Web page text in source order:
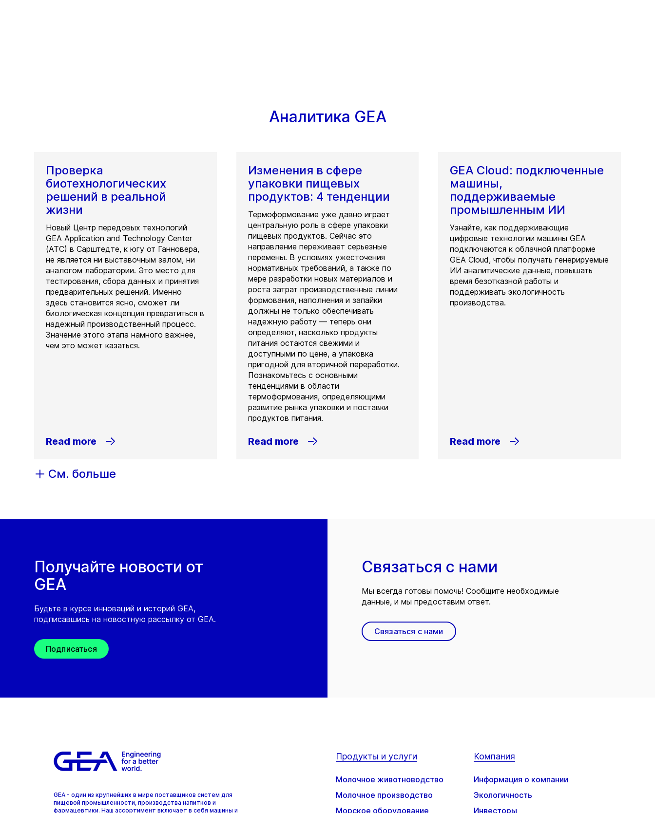
Аналитика GEA
Проверка
биотехнологических
решений в реальной
жизни
Новый Центр передовых технологий
GEA Application and Technology Center
(ATC) в Сарштедте, к югу от Ганновера,
не является ни выставочным залом, ни
аналогом лаборатории. Это место для
тестирования, сбора данных и принятия
предварительных решений. Именно
здесь становится ясно, сможет ли
биологическая концепция превратиться в
надежный производственный процесс.
Значение этого этапа намного важнее,
чем это может казаться.
Read more
Изменения в сфере
упаковки пищевых
продуктов: 4 тенденции
Термоформование уже давно играет
центральную роль в сфере упаковки
пищевых продуктов. Сейчас это
направление переживает серьезные
перемены. В условиях ужесточения
нормативных требований, а также по
мере разработки новых материалов и
роста затрат производственные линии
формования, наполнения и запайки
должны не только обеспечивать
надежную работу — теперь они
определяют, насколько продукты
питания остаются свежими и
доступными по цене, а упаковка
пригодной для вторичной переработки.
Познакомьтесь с основными
тенденциями в области
термоформования, определяющими
развитие рынка упаковки и поставки
продуктов питания.
Read more
GEA Cloud: подключенные
машины,
поддерживаемые
промышленным ИИ
Узнайте, как поддерживающие
цифровые технологии машины GEA
подключаются к облачной платформе
GEA Cloud, чтобы получать генерируемые
ИИ аналитические данные, повышать
время безотказной работы и
поддерживать экологичность
производства.
Read more
См. больше
Получайте новости от
GEA
Будьте в курсе инноваций и историй GEA,
подписавшись на новостную рассылку от GEA.
Подписаться
Связаться с нами
Мы всегда готовы помочь! Сообщите необходимые
данные, и мы предоставим ответ.
Связаться с нами
GEA - один из крупнейших в мире поставщиков систем для
пищевой промышленности, производства напитков и
фармацевтики. Наш ассортимент включает в себя машины и
Продукты и услуги
Молочное животноводство
Молочное производство
Морское оборудование
Компания
Информация о компании
Экологичность
Инвесторы